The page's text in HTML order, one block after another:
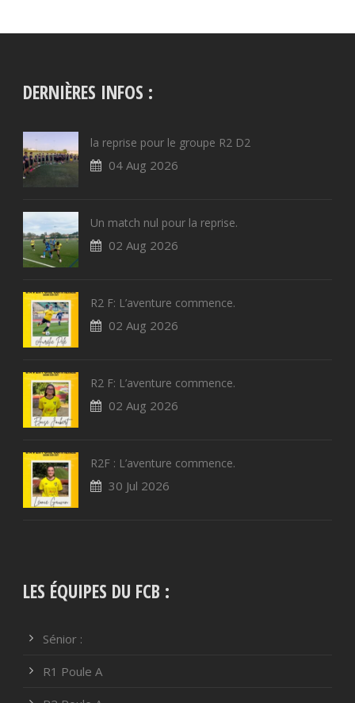
DERNIÈRES INFOS :
la reprise pour le groupe R2 D2
04 Aug 2026
Un match nul pour la reprise.
02 Aug 2026
R2 F: L’aventure commence.
02 Aug 2026
R2 F: L’aventure commence.
02 Aug 2026
R2F : L’aventure commence.
30 Jul 2026
LES ÉQUIPES DU FCB :
Sénior :
R1 Poule A